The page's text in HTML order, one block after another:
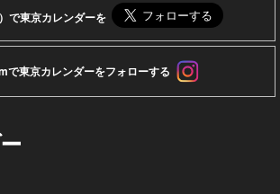
で東京カレンダーを
で東京カレンダーをフォローする